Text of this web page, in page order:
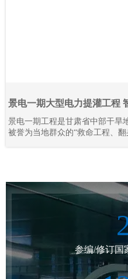
景电一期大型电力提灌工程
景电一期工程是甘肃省中部干旱
被誉为当地群众的“救命工程、
参编/修订国